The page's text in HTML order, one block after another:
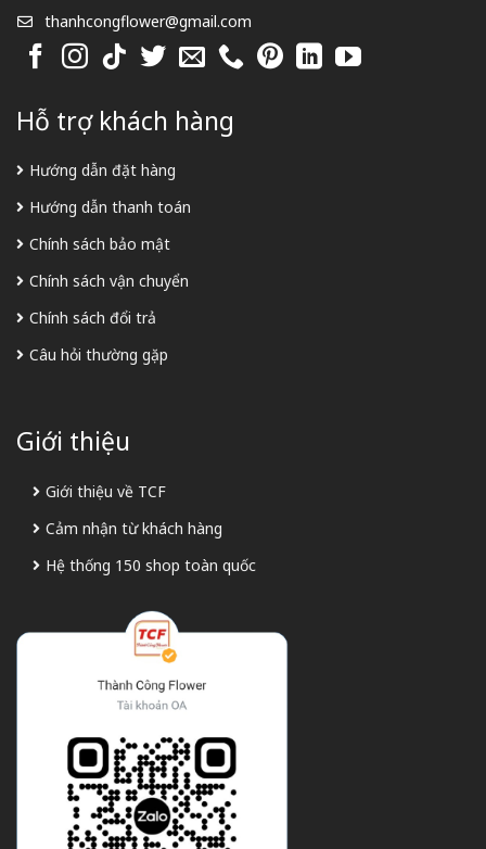
thanhcongflower@gmail.com
Hỗ trợ khách hàng
Hướng dẫn đặt hàng
Hướng dẫn thanh toán
Chính sách bảo mật
Chính sách vận chuyển
Chính sách đổi trả
Câu hỏi thường gặp
Giới thiệu
Giới thiệu về TCF
Cảm nhận từ khách hàng
Hệ thống 150 shop toàn quốc